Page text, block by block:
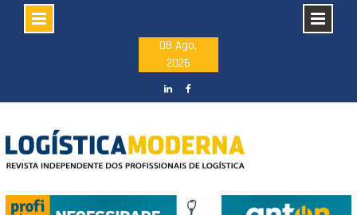
08 Ago,
2026